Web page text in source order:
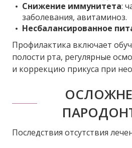
Снижение иммунитета:
заболевания, авитаминоз.​
Несбалансированное
Профилактика включает
полости рта, регулярные
и коррекцию прикуса при
Последствия отсутствия